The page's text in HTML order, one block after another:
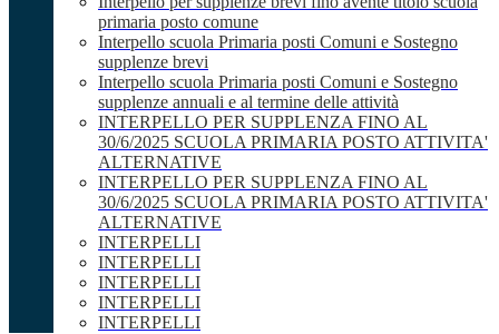
primaria posto comune
Interpello scuola Primaria posti Comuni e Sostegno
supplenze brevi
Interpello scuola Primaria posti Comuni e Sostegno
supplenze annuali e al termine delle attività
INTERPELLO PER SUPPLENZA FINO AL
30/6/2025 SCUOLA PRIMARIA POSTO ATTIVITA'
ALTERNATIVE
INTERPELLO PER SUPPLENZA FINO AL
30/6/2025 SCUOLA PRIMARIA POSTO ATTIVITA'
ALTERNATIVE
INTERPELLI
INTERPELLI
INTERPELLI
INTERPELLI
INTERPELLI